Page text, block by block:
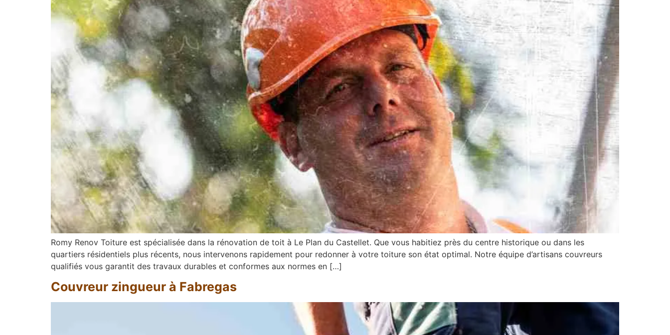
Romy Renov Toiture est spécialisée dans la rénovation de toit à Le Plan du Castellet. Que vous habitiez près du centre historique ou dans les
quartiers résidentiels plus récents, nous intervenons rapidement pour redonner à votre toiture son état optimal. Notre équipe d’artisans couvreurs
qualifiés vous garantit des travaux durables et conformes aux normes en […]
Couvreur zingueur à Fabregas